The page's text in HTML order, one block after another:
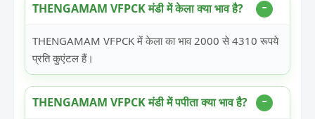
THENGAMAM VFPCK मंडी में केला क्या भाव है?
THENGAMAM VFPCK में केला का भाव 2000 से 4310 रूपये
प्रति कुएंटल हैं।
THENGAMAM VFPCK मंडी में पपीता क्या भाव है?